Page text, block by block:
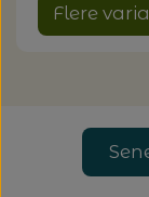
Flere